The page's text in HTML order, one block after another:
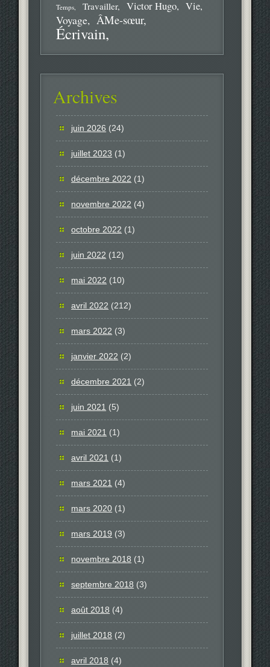
Temps Travailler Victor Hugo Vie
Voyage ÂMe-sœur
Écrivain
Archives
juin 2026 (24)
juillet 2023 (1)
décembre 2022 (1)
novembre 2022 (4)
octobre 2022 (1)
juin 2022 (12)
mai 2022 (10)
avril 2022 (212)
mars 2022 (3)
janvier 2022 (2)
décembre 2021 (2)
juin 2021 (5)
mai 2021 (1)
avril 2021 (1)
mars 2021 (4)
mars 2020 (1)
mars 2019 (3)
novembre 2018 (1)
septembre 2018 (3)
août 2018 (4)
juillet 2018 (2)
avril 2018 (4)